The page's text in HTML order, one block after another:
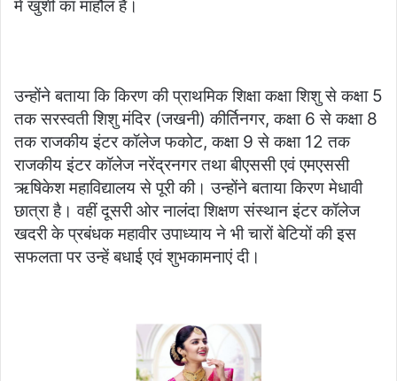
में खुशी का माहौल है।
उन्होंने बताया कि किरण की प्राथमिक शिक्षा कक्षा शिशु से कक्षा 5
तक सरस्वती शिशु मंदिर (जखनी) कीर्तिनगर, कक्षा 6 से कक्षा 8
तक राजकीय इंटर कॉलेज फकोट, कक्षा 9 से कक्षा 12 तक
राजकीय इंटर कॉलेज नरेंद्रनगर तथा बीएससी एवं एमएससी
ऋषिकेश महाविद्यालय से पूरी की। उन्होंने बताया किरण मेधावी
छात्रा है। वहीं दूसरी ओर नालंदा शिक्षण संस्थान इंटर कॉलेज
खदरी के प्रबंधक महावीर उपाध्याय ने भी चारों बेटियों की इस
सफलता पर उन्हें बधाई एवं शुभकामनाएं दी।